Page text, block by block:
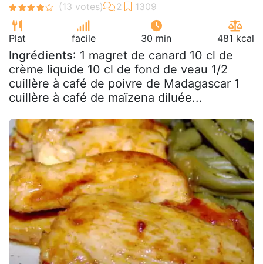
Plat facile 30 min 481 kcal
Ingrédients: 1 magret de canard 10 cl de
crème liquide 10 cl de fond de veau 1/2
cuillère à café de poivre de Madagascar 1
cuillère à café de maïzena diluée...